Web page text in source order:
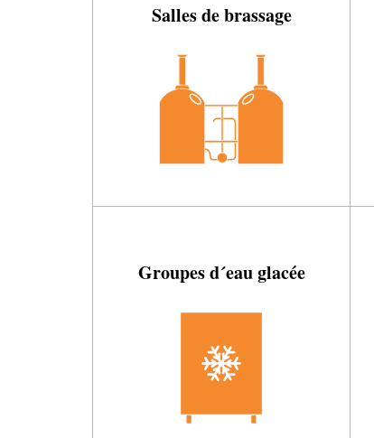
Salles de brassage
Groupes d´eau glacée